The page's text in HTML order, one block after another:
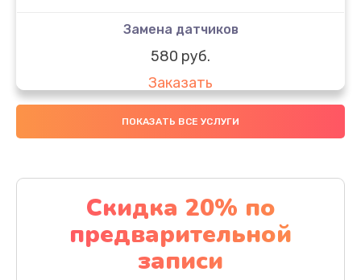
Замена датчиков
580 руб.
Заказать
Комплексная чистка
Заказать
Замена дисплея (экрана)
2000 руб.
Заказать
ПОКАЗАТЬ ВСЕ УСЛУГИ
Скидка 20% по
предварительной
записи